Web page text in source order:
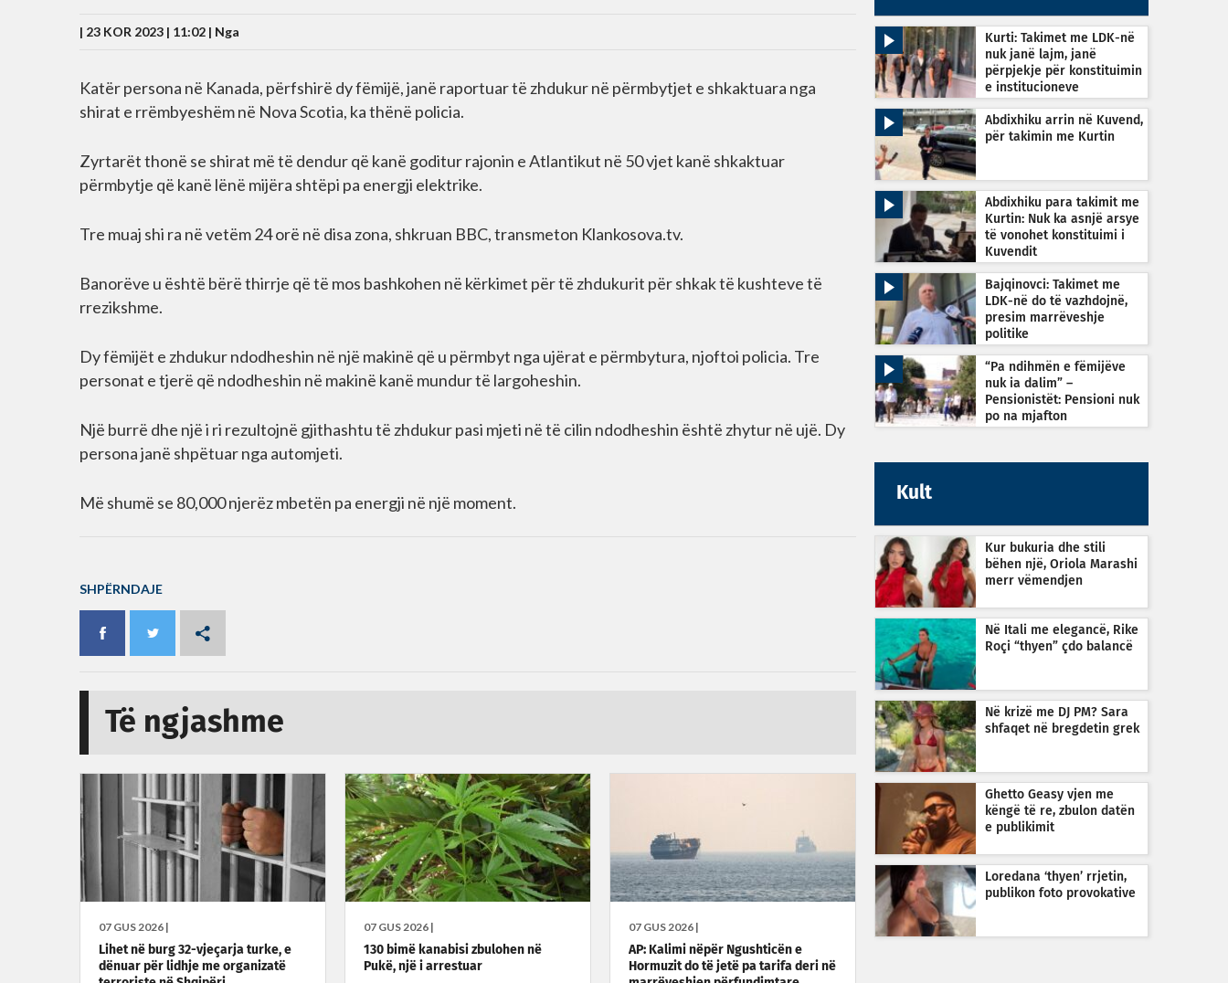
| 23 KOR 2023 | 11:02 | Nga
Katër persona në Kanada, përfshirë dy fëmijë, janë raportuar të zhdukur në përmbytjet e shkaktuara nga
shirat e rrëmbyeshëm në Nova Scotia, ka thënë policia.
Zyrtarët thonë se shirat më të dendur që kanë goditur rajonin e Atlantikut në 50 vjet kanë shkaktuar
përmbytje që kanë lënë mijëra shtëpi pa energji elektrike.
Tre muaj shi ra në vetëm 24 orë në disa zona, shkruan BBC, transmeton Klankosova.tv.
Banorëve u është bërë thirrje që të mos bashkohen në kërkimet për të zhdukurit për shkak të kushteve të
rrezikshme.
Dy fëmijët e zhdukur ndodheshin në një makinë që u përmbyt nga ujërat e përmbytura, njoftoi policia. Tre
personat e tjerë që ndodheshin në makinë kanë mundur të largoheshin.
Një burrë dhe një i ri rezultojnë gjithashtu të zhdukur pasi mjeti në të cilin ndodheshin është zhytur në ujë. Dy
persona janë shpëtuar nga automjeti.
Më shumë se 80,000 njerëz mbetën pa energji në një moment.
SHPËRNDAJE
Të ngjashme
07 GUS 2026 |
Lihet në burg 32-vjeçarja turke, e
dënuar për lidhje me organizatë
07 GUS 2026 |
130 bimë kanabisi zbulohen në
Pukë, një i arrestuar
07 GUS 2026 |
AP: Kalimi nëpër Ngushticën e
Hormuzit do të jetë pa tarifa deri në
Kurti: Takimet me LDK-në
nuk janë lajm, janë
përpjekje për konstituimin
e institucioneve
Abdixhiku arrin në Kuvend,
për takimin me Kurtin
Abdixhiku para takimit me
Kurtin: Nuk ka asnjë arsye
të vonohet konstituimi i
Kuvendit
Bajqinovci: Takimet me
LDK-në do të vazhdojnë,
presim marrëveshje
politike
“Pa ndihmën e fëmijëve
nuk ia dalim” –
Pensionistët: Pensioni nuk
po na mjafton
Kult
Kur bukuria dhe stili
bëhen një, Oriola Marashi
merr vëmendjen
Në Itali me elegancë, Rike
Roçi “thyen” çdo balancë
Në krizë me DJ PM? Sara
shfaqet në bregdetin grek
Ghetto Geasy vjen me
këngë të re, zbulon datën
e publikimit
Loredana ‘thyen’ rrjetin,
publikon foto provokative